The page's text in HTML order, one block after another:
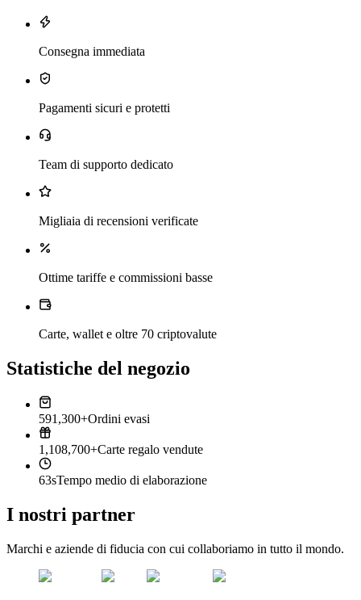
Consegna immediata
Pagamenti sicuri e protetti
Team di supporto dedicato
Migliaia di recensioni verificate
Ottime tariffe e commissioni basse
Carte, wallet e oltre 70 criptovalute
Statistiche del negozio
591,300+Ordini evasi
1,108,700+Carte regalo vendute
63sTempo medio di elaborazione
I nostri partner
Marchi e aziende di fiducia con cui collaboriamo in tutto il mondo.